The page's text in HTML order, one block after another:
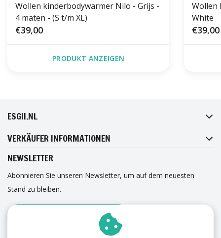
Wollen kinderbodywarmer Nilo - Grijs -
4 maten - (S t/m XL)
€39,00
PRODUKT ANZEIGEN
Wollen
White
€39,00
ESGII.NL
VERKÄUFER INFORMATIONEN
NEWSLETTER
Abonnieren Sie unseren Newsletter, um auf dem neuesten
Stand zu bleiben.
ANMELDUNG ZUM NEWSLETTER